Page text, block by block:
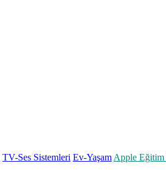
TV-Ses Sistemleri Ev-Yaşam Apple